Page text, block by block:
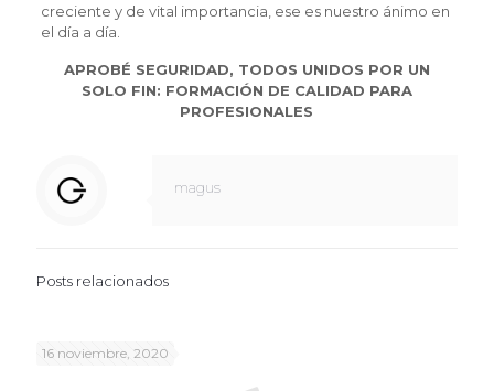
creciente y de vital importancia, ese es nuestro ánimo en
el día a día.
APROBÉ SEGURIDAD, TODOS UNIDOS POR UN
SOLO FIN: FORMACIÓN DE CALIDAD PARA
PROFESIONALES
magus
Posts relacionados
16 noviembre, 2020